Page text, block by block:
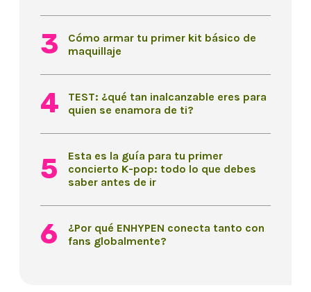
Cómo armar tu primer kit básico de
maquillaje
TEST: ¿qué tan inalcanzable eres para
quien se enamora de ti?
Esta es la guía para tu primer
concierto K-pop: todo lo que debes
saber antes de ir
¿Por qué ENHYPEN conecta tanto con
fans globalmente?